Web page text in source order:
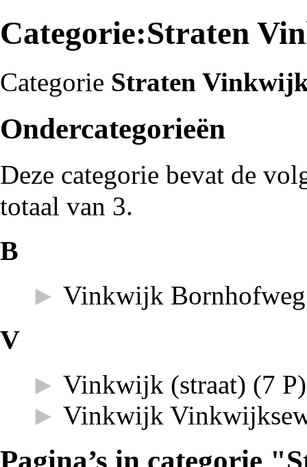
Categorie:Straten
Categorie Straten
Ondercategorieën
Deze categorie bevat de
totaal van 3.
B
► Vinkwijk Bornhofweg
V
► Vinkwijk (straat) (7 P)
► Vinkwijk